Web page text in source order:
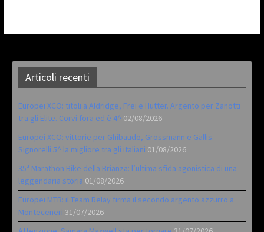
Articoli recenti
Europei XCO: titoli a Aldridge, Frei e Hutter. Argento per Zanotti
tra gli Elite. Corvi fora ed è 4^ 02/08/2026
Europei XCO: vittorie per Ghibaudo, Grossmann e Gallis.
Signorelli 5^ la migliore tra gli italiani 01/08/2026
35ª Marathon Bike della Brianza: l’ultima sfida agonistica di una
leggendaria storia 01/08/2026
Europei MTB: il Team Relay firma il secondo argento azzurro a
Monteceneri 31/07/2026